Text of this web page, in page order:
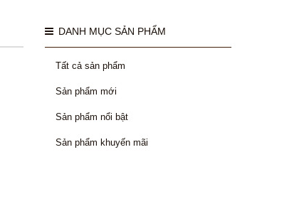
DANH MỤC SẢN PHẨM
Tất cả sản phẩm
Sản phẩm mới
Sản phẩm nổi bật
Sản phẩm khuyến mãi